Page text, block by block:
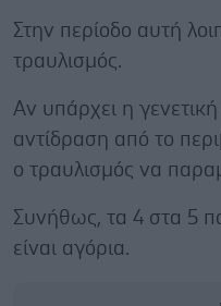
Στην περίοδο αυτή
τραυλισμός.
Αν υπάρχει η
αντίδραση από το
ο τραυλισμός να
Συνήθως, τα 4 στα 5
είναι αγόρια.